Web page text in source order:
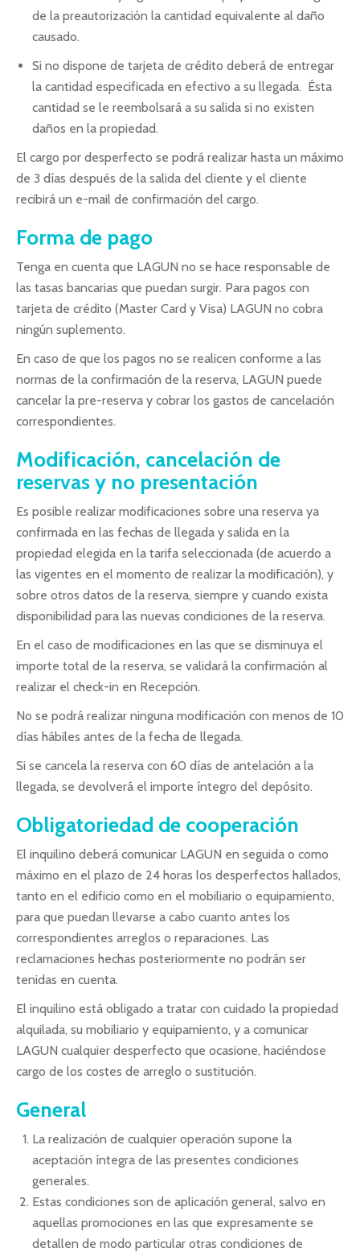
de la preautorización la cantidad equivalente al daño
causado.
Si no dispone de tarjeta de crédito deberá de entregar
la cantidad especificada en efectivo a su llegada. Ésta
cantidad se le reembolsará a su salida si no existen
daños en la propiedad.
El cargo por desperfecto se podrá realizar hasta un máximo
de 3 días después de la salida del cliente y el cliente
recibirá un e-mail de confirmación del cargo.
Forma de pago
Tenga en cuenta que LAGUN no se hace responsable de
las tasas bancarias que puedan surgir. Para pagos con
tarjeta de crédito (Master Card y Visa) LAGUN no cobra
ningún suplemento.
En caso de que los pagos no se realicen conforme a las
normas de la confirmación de la reserva, LAGUN puede
cancelar la pre-reserva y cobrar los gastos de cancelación
correspondientes.
Modificación, cancelación de
reservas y no presentación
Es posible realizar modificaciones sobre una reserva ya
confirmada en las fechas de llegada y salida en la
propiedad elegida en la tarifa seleccionada (de acuerdo a
las vigentes en el momento de realizar la modificación), y
sobre otros datos de la reserva, siempre y cuando exista
disponibilidad para las nuevas condiciones de la reserva.
En el caso de modificaciones en las que se disminuya el
importe total de la reserva, se validará la confirmación al
realizar el check-in en Recepción.
No se podrá realizar ninguna modificación con menos de 10
días hábiles antes de la fecha de llegada.
Si se cancela la reserva con 60 días de antelación a la
llegada, se devolverá el importe íntegro del depósito.
Obligatoriedad de cooperación
El inquilino deberá comunicar LAGUN en seguida o como
máximo en el plazo de 24 horas los desperfectos hallados,
tanto en el edificio como en el mobiliario o equipamiento,
para que puedan llevarse a cabo cuanto antes los
correspondientes arreglos o reparaciones. Las
reclamaciones hechas posteriormente no podrán ser
tenidas en cuenta.
El inquilino está obligado a tratar con cuidado la propiedad
alquilada, su mobiliario y equipamiento, y a comunicar
LAGUN cualquier desperfecto que ocasione, haciéndose
cargo de los costes de arreglo o sustitución.
General
La realización de cualquier operación supone la
aceptación íntegra de las presentes condiciones
generales.
Estas condiciones son de aplicación general, salvo en
aquellas promociones en las que expresamente se
detallen de modo particular otras condiciones de